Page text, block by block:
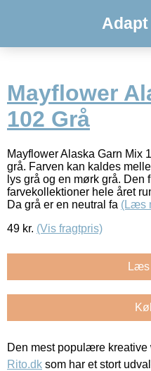
Mayflower
102 Grå
Mayflower Alaska Garn Mix
grå. Farven kan kaldes
lys grå og en mørk grå. Den
farvekollektioner hele året
Da grå er en neutral fa (Læs
49 kr. (Vis fragtpris)
Læs
Den mest populære
Rito.dk som har et stort